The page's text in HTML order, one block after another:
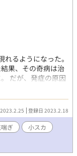
るようになった。
果、その奇病は治
だが、発症の原因
の相手』が必要で
受けくん達のいち
。 ☆☆☆☆☆ 捏造奇病
んでるので何がき
登録日 2023.2.18
ぎ
小スカ